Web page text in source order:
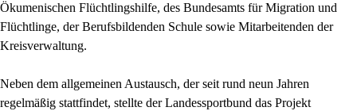
Ökumenischen Flüchtlingshilfe, des Bundesamts für Migration und
Flüchtlinge, der Berufsbildenden Schule sowie Mitarbeitenden der
Kreisverwaltung.
Neben dem allgemeinen Austausch, der seit rund neun Jahren
regelmäßig stattfindet, stellte der Landessportbund das Projekt